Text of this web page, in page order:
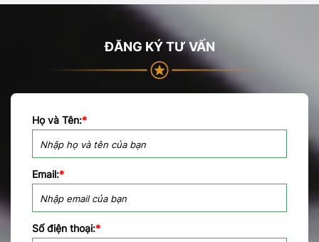
ĐĂNG KÝ TƯ VẤN
Họ và Tên:*
Email:*
Số điện thoại:*